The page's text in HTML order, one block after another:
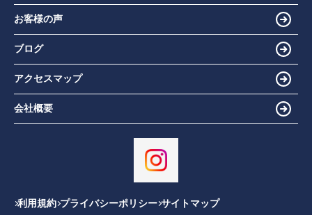
お客様の声
ブログ
アクセスマップ
会社概要
利用規約 プライバシーポリシー サイトマップ